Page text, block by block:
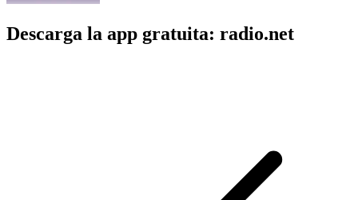
Descarga la app gratuita: radio.net